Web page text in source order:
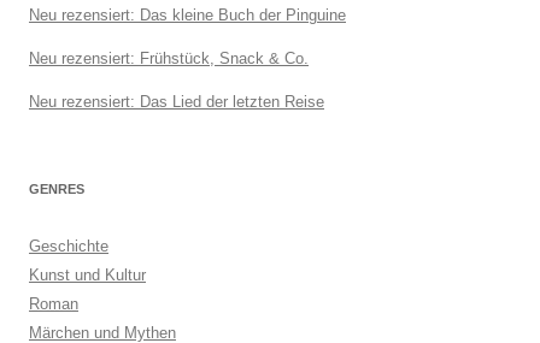
Neu rezensiert: Das kleine Buch der Pinguine
Neu rezensiert: Frühstück, Snack & Co.
Neu rezensiert: Das Lied der letzten Reise
GENRES
Geschichte
Kunst und Kultur
Roman
Märchen und Mythen